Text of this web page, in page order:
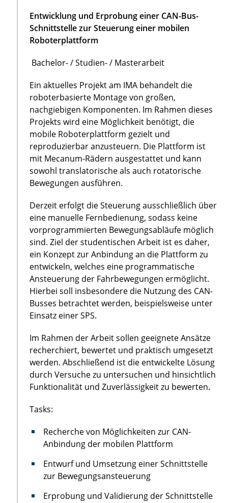
Entwicklung und Erprobung einer CAN-Bus-
Schnittstelle zur Steuerung einer mobilen
Roboterplattform
Bachelor- / Studien- / Masterarbeit
Ein aktuelles Projekt am IMA behandelt die
roboterbasierte Montage von großen,
nachgiebigen Komponenten. Im Rahmen dieses
Projekts wird eine Möglichkeit benötigt, die
mobile Roboterplattform gezielt und
reproduzierbar anzusteuern. Die Plattform ist
mit Mecanum-Rädern ausgestattet und kann
sowohl translatorische als auch rotatorische
Bewegungen ausführen.
Derzeit erfolgt die Steuerung ausschließlich über
eine manuelle Fernbedienung, sodass keine
vorprogrammierten Bewegungsabläufe möglich
sind. Ziel der studentischen Arbeit ist es daher,
ein Konzept zur Anbindung an die Plattform zu
entwickeln, welches eine programmatische
Ansteuerung der Fahrbewegungen ermöglicht.
Hierbei soll insbesondere die Nutzung des CAN-
Busses betrachtet werden, beispielsweise unter
Einsatz einer SPS.
Im Rahmen der Arbeit sollen geeignete Ansätze
recherchiert, bewertet und praktisch umgesetzt
werden. Abschließend ist die entwickelte Lösung
durch Versuche zu untersuchen und hinsichtlich
Funktionalität und Zuverlässigkeit zu bewerten.
Tasks:
Recherche von Möglichkeiten zur CAN-
Anbindung der mobilen Plattform
Entwurf und Umsetzung einer Schnittstelle
zur Bewegungsansteuerung
Erprobung und Validierung der Schnittstelle